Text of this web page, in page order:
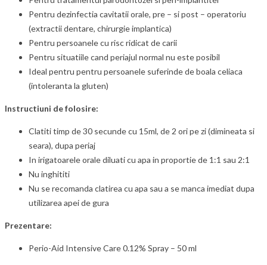
Pentru dezinfectia cavitatii orale, pre – si post – operatoriu
(extractii dentare, chirurgie implantica)
Pentru persoanele cu risc ridicat de carii
Pentru situatiile cand periajul normal nu este posibil
Ideal pentru pentru persoanele suferinde de boala celiaca
(intoleranta la gluten)
Instructiuni de folosire:
Clatiti timp de 30 secunde cu 15ml, de 2 ori pe zi (dimineata si
seara), dupa periaj
In irigatoarele orale diluati cu apa in proportie de 1:1 sau 2:1
Nu inghititi
Nu se recomanda clatirea cu apa sau a se manca imediat dupa
utilizarea apei de gura
Prezentare:
Perio-Aid Intensive Care 0.12% Spray – 50 ml